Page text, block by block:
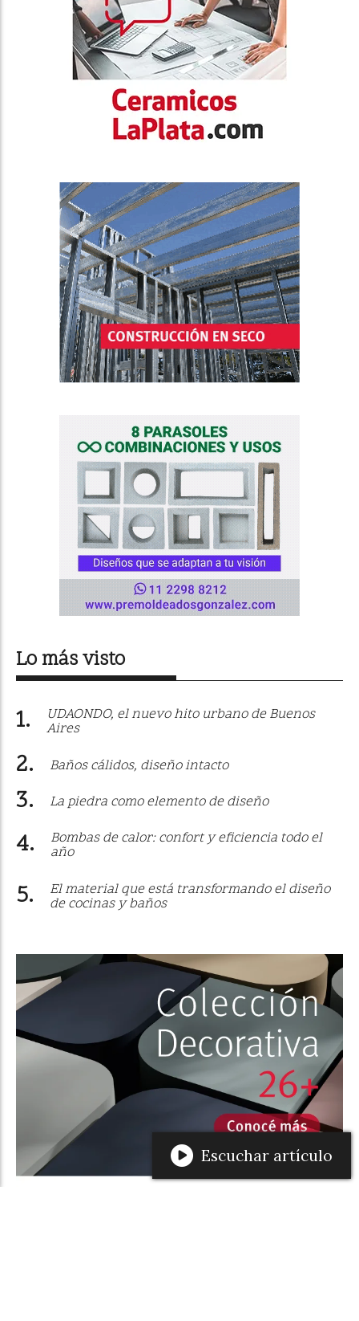
Lo más visto
UDAONDO, el nuevo hito urbano de Buenos
Aires
Baños cálidos, diseño intacto
La piedra como elemento de diseño
Bombas de calor: confort y eficiencia todo el
año
El material que está transformando el diseño
de cocinas y baños
Escuchar artículo